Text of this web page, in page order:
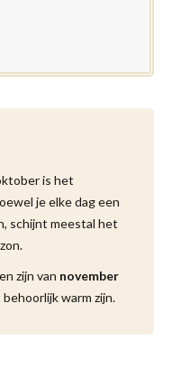
is het
je elke dag een
schijnt meestal het
zijn van november
warm zijn.